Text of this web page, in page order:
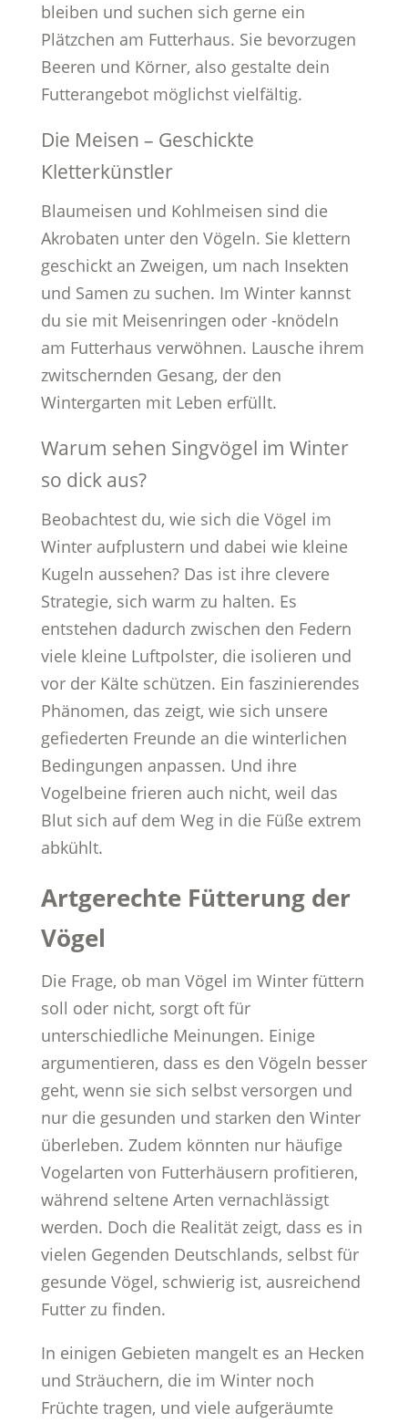
bleiben und suchen sich gerne ein
Plätzchen am Futterhaus. Sie bevorzugen
Beeren und Körner, also gestalte dein
Futterangebot möglichst vielfältig.
Die Meisen – Geschickte
Kletterkünstler
Blaumeisen und Kohlmeisen sind die
Akrobaten unter den Vögeln. Sie klettern
geschickt an Zweigen, um nach Insekten
und Samen zu suchen. Im Winter kannst
du sie mit Meisenringen oder -knödeln
am Futterhaus verwöhnen. Lausche ihrem
zwitschernden Gesang, der den
Wintergarten mit Leben erfüllt.
Warum sehen Singvögel im Winter
so dick aus?
Beobachtest du, wie sich die Vögel im
Winter aufplustern und dabei wie kleine
Kugeln aussehen? Das ist ihre clevere
Strategie, sich warm zu halten. Es
entstehen dadurch zwischen den Federn
viele kleine Luftpolster, die isolieren und
vor der Kälte schützen. Ein faszinierendes
Phänomen, das zeigt, wie sich unsere
gefiederten Freunde an die winterlichen
Bedingungen anpassen. Und ihre
Vogelbeine frieren auch nicht, weil das
Blut sich auf dem Weg in die Füße extrem
abkühlt.
Artgerechte Fütterung der
Vögel
Die Frage, ob man Vögel im Winter füttern
soll oder nicht, sorgt oft für
unterschiedliche Meinungen. Einige
argumentieren, dass es den Vögeln besser
geht, wenn sie sich selbst versorgen und
nur die gesunden und starken den Winter
überleben. Zudem könnten nur häufige
Vogelarten von Futterhäusern profitieren,
während seltene Arten vernachlässigt
werden. Doch die Realität zeigt, dass es in
vielen Gegenden Deutschlands, selbst für
gesunde Vögel, schwierig ist, ausreichend
Futter zu finden.
In einigen Gebieten mangelt es an Hecken
und Sträuchern, die im Winter noch
Früchte tragen, und viele aufgeräumte